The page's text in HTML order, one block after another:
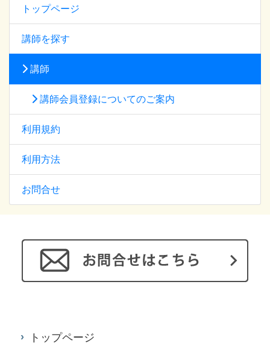
トップページ
講師を探す
講師
講師会員登録についてのご案内
利用規約
利用方法
お問合せ
トップページ